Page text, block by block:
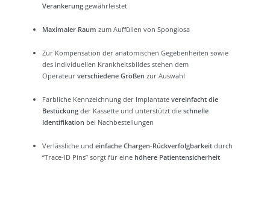
Verankerung gewährleistet
Maximaler Raum zum Auffüllen von Spongiosa
Zur Kompensation der anatomischen Gegebenheiten sowie
des individuellen Krankheitsbildes stehen dem
Operateur verschiedene Größen zur Auswahl
Farbliche Kennzeichnung der Implantate vereinfacht die
Bestückung der Kassette und unterstützt die schnelle
Identifikation bei Nachbestellungen
Verlässliche und einfache Chargen-Rückverfolgbarkeit durch
“Trace-ID Pins” sorgt für eine höhere Patientensicherheit